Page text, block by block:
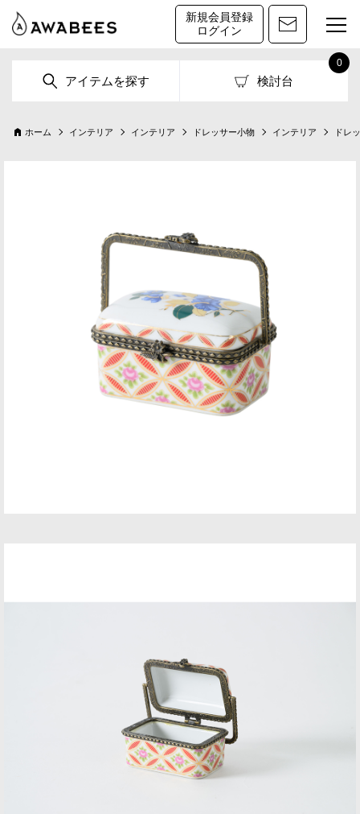
新規会員登録
ログイン
アイテムを探す 検討台
0
ホーム インテリア インテリア ドレッサー小物 インテリア ドレ